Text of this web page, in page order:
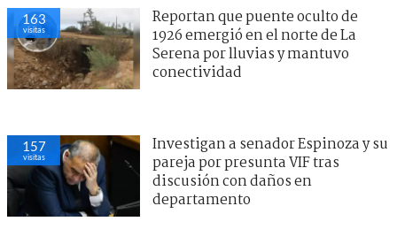
163
visitas
Reportan que puente oculto de
1926 emergió en el norte de La
Serena por lluvias y mantuvo
conectividad
157
visitas
Investigan a senador Espinoza y su
pareja por presunta VIF tras
discusión con daños en
departamento